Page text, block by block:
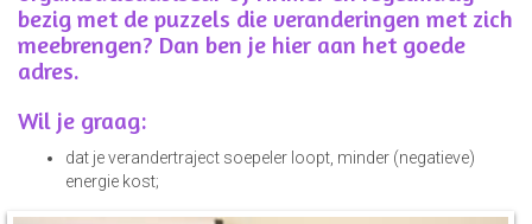
bezig met de puzzels die veranderingen met zich
meebrengen? Dan ben je hier aan het goede
adres.
Wil je graag:
dat je verandertraject soepeler loopt, minder (negatieve)
energie kost;